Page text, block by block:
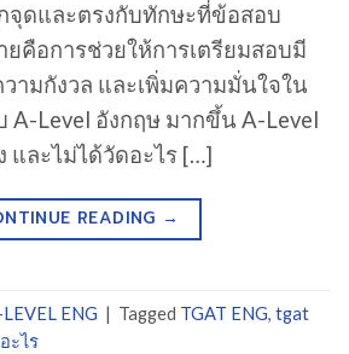
จุดและตรงกับทักษะที่ข้อสอบ
ยคือการช่วยให้การเตรียมสอบมี
ามกังวล และเพิ่มความมั่นใจใน
A-Level อังกฤษ มากขึ้น A-Level
และไม่ได้วัดอะไร […]
READING →
ENG | Tagged TGAT ENG, tgat
ะไร